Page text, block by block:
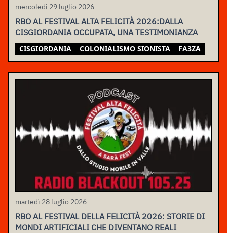
mercoledì 29 luglio 2026
RBO AL FESTIVAL ALTA FELICITÀ 2026:DALLA
CISGIORDANIA OCCUPATA, UNA TESTIMONIANZA
CISGIORDANIA COLONIALISMO SIONISTA FA3ZA
martedì 28 luglio 2026
RBO AL FESTIVAL DELLA FELICITÀ 2026: STORIE DI
MONDI ARTIFICIALI CHE DIVENTANO REALI